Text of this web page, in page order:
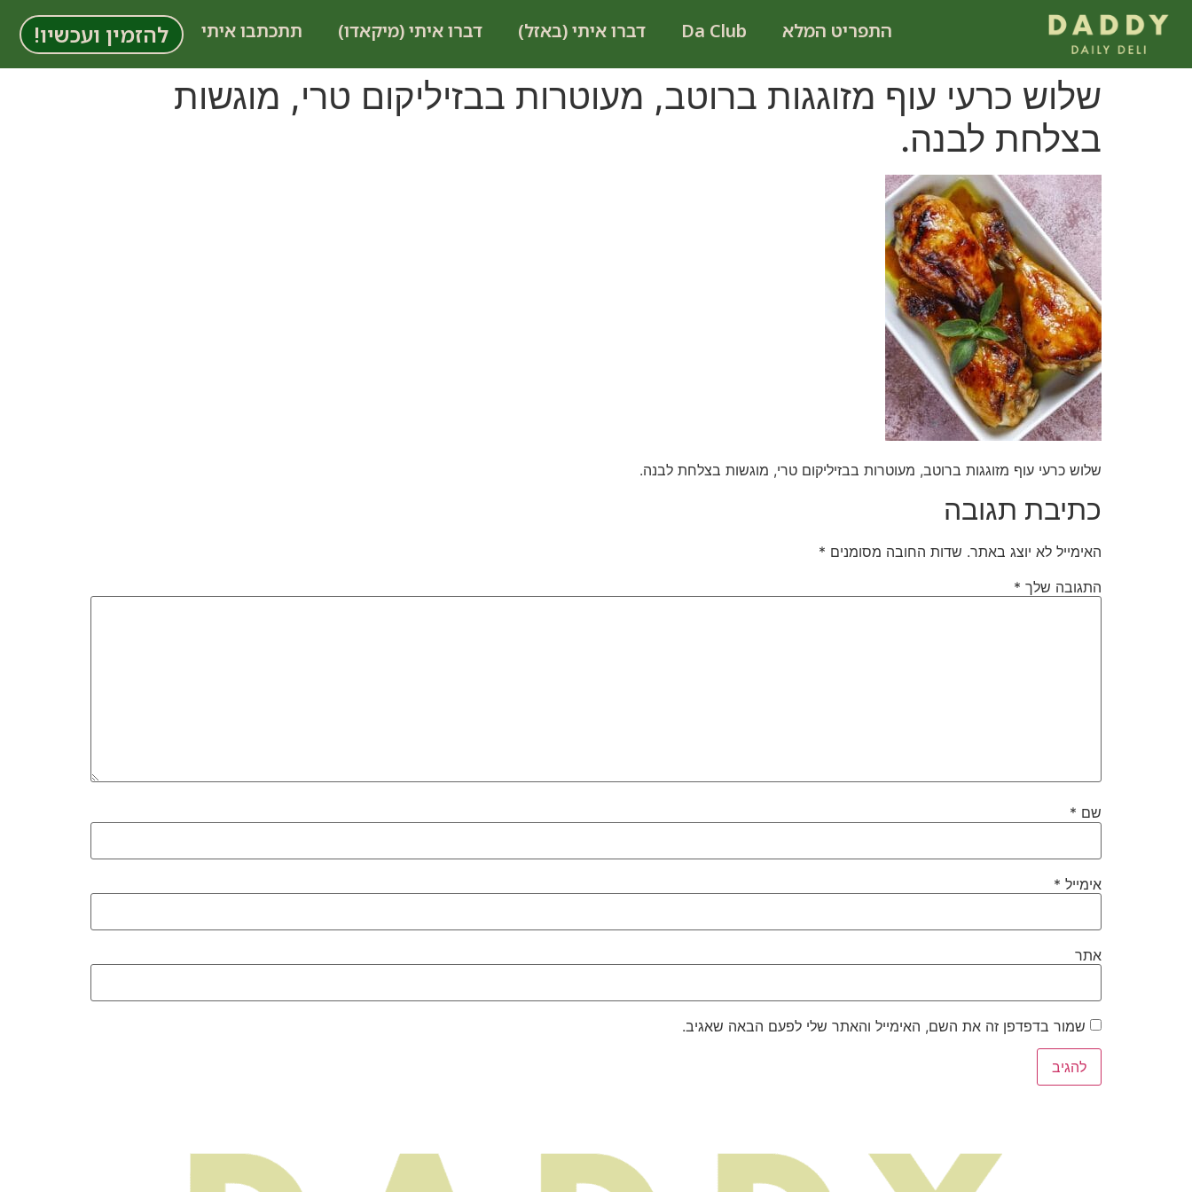
לתוכן
להזמין ועכשיו! התפריט המלא Da Club דברו איתי (באזל) דברו איתי (מיקאדו) תתכתבו איתי
שלוש כרעי עוף מזוגגות ברוטב, מעוטרות בבזיליקום טרי, מוגשות
בצלחת לבנה.
שלוש כרעי עוף מזוגגות ברוטב, מעוטרות בבזיליקום טרי, מוגשות בצלחת לבנה.
כתיבת תגובה
האימייל לא יוצג באתר. שדות החובה מסומנים *
התגובה שלך *
שם *
אימייל *
אתר
שמור בדפדפן זה את השם, האימייל והאתר שלי לפעם הבאה שאגיב.